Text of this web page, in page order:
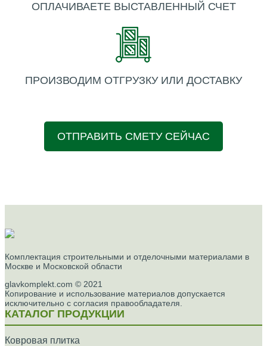
ОПЛАЧИВАЕТЕ ВЫСТАВЛЕННЫЙ СЧЕТ
ПРОИЗВОДИМ ОТГРУЗКУ ИЛИ ДОСТАВКУ
ОТПРАВИТЬ СМЕТУ СЕЙЧАС
Комплектация строительными и отделочными материалами в
Москве и Московской области
glavkomplekt.com © 2021
Копирование и использование материалов допускается
исключительно с согласия правообладателя.
КАТАЛОГ ПРОДУКЦИИ
Ковровая плитка